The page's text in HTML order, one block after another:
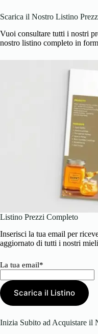
Scarica il Nostro Listino
Vuoi consultare tutti i nostri
nostro listino completo in
Listino Prezzi Completo
Inserisci la tua email per
aggiornato di tutti i nostri
La tua email*
Scarica il Listino
Inizia Subito ad Acquistare il